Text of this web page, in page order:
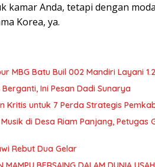
kamar Anda, tetapi dengan
Korea, ya.
MBG Batu Buil 002 Mandiri Layani
Berganti, Ini Pesan Dadi Sunarya
Kritis untuk 7 Perda Strategis
di Desa Riam Panjang, Petugas
Rebut Dua Gelar